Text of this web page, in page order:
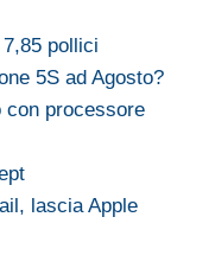
pollici
5S ad Agosto?
con processore
lascia Apple